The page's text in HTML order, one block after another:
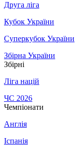
Друга ліга
Кубок України
Суперкубок України
Збірна України
Збірні
Ліга націй
ЧС 2026
Чемпіонати
Англія
Іспанія